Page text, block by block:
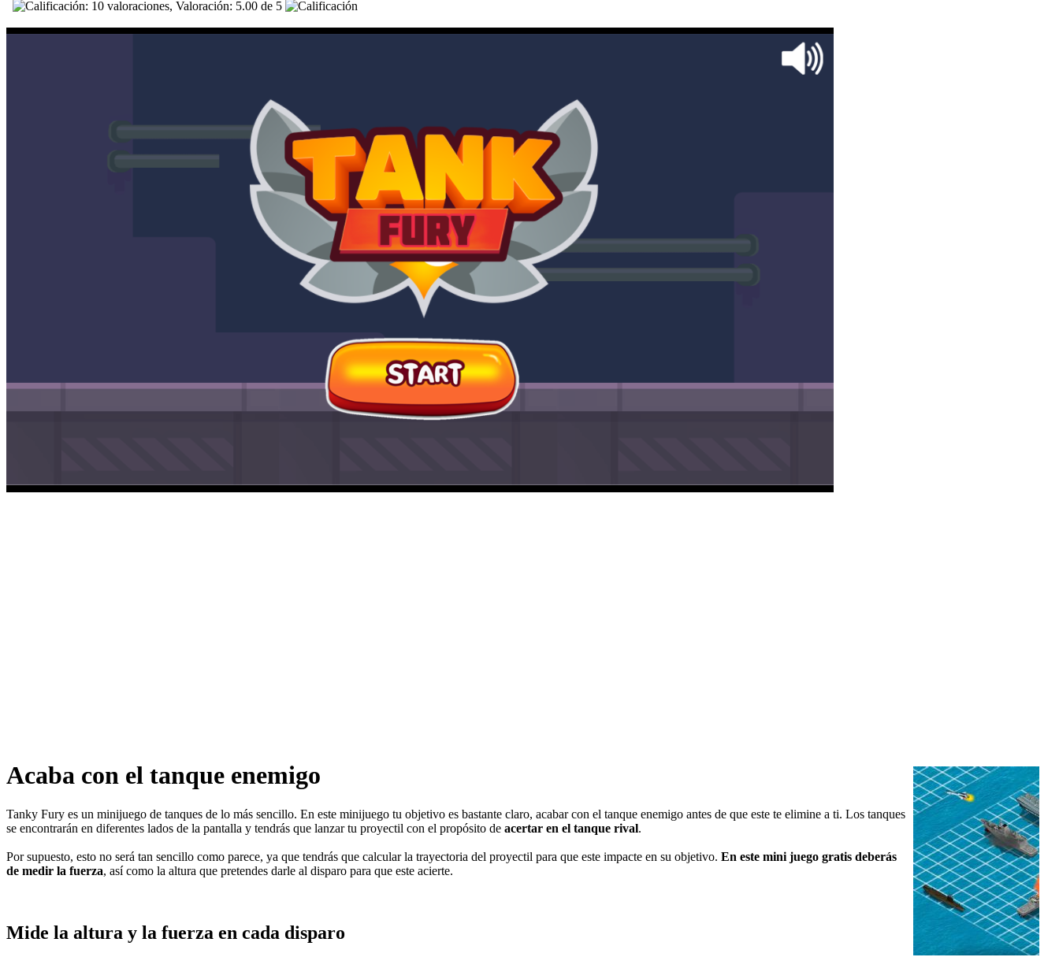
Acaba con el tanque enemigo
Tanky Fury es un minijuego de tanques de lo más sencillo. En este minijuego tu objetivo es bastante claro, acabar con el tanque enemigo antes de que este te elimine a ti. Los tanques
se encontrarán en diferentes lados de la pantalla y tendrás que lanzar tu proyectil con el propósito de acertar en el tanque rival.
Por supuesto, esto no será tan sencillo como parece, ya que tendrás que calcular la trayectoria del proyectil para que este impacte en su objetivo. En este mini juego gratis deberás
de medir la fuerza, así como la altura que pretendes darle al disparo para que este acierte.
Mide la altura y la fuerza en cada disparo